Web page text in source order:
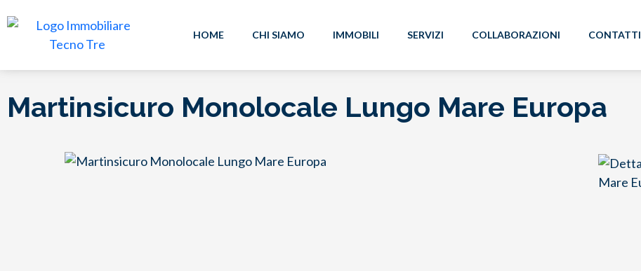
HOME CHI SIAMO IMMOBILI SERVIZI COLLABORAZIONI CONTATTI
Martinsicuro Monolocale Lungo Mare Europa